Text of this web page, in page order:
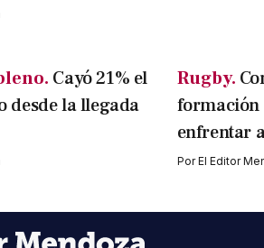
Cayó 21% el
desde la llegada
Rugby.
formación
enfrentar
PorEl Editor